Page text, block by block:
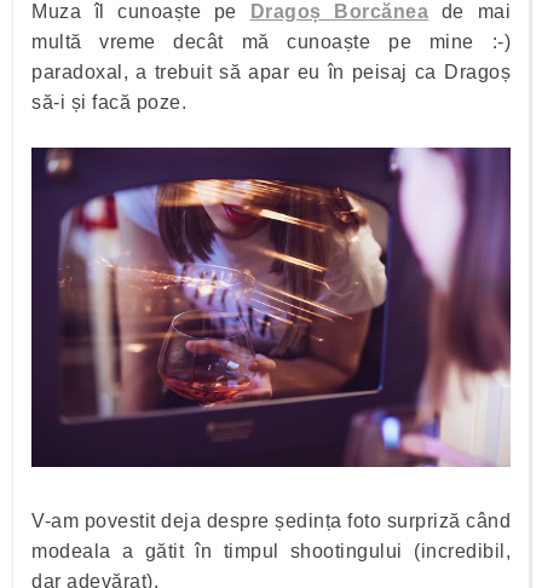
Muza îl cunoaște pe
Dragoș Borcănea de mai
multă vreme decât mă cunoaște pe mine :-)
paradoxal, a trebuit să apar eu în peisaj ca Dragoș
să-i și facă poze.
V-am povestit deja despre ședința foto surpriză când
modeala a gătit în timpul shootingului (incredibil,
dar adevărat).